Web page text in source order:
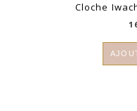
Cloche